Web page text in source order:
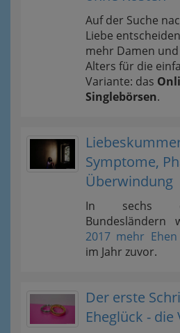
Auf der Suche
Liebe
mehr Damen
Alters für die
Variante: das
Singlebörsen.
Symptome,
Überwindung
In sechs
Bundesländern
2017 mehr
im Jahr zuvor.
Der erste
Eheglück -